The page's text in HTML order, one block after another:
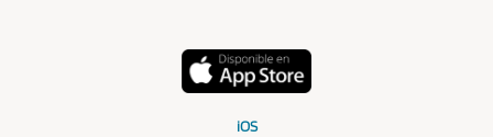
iOS